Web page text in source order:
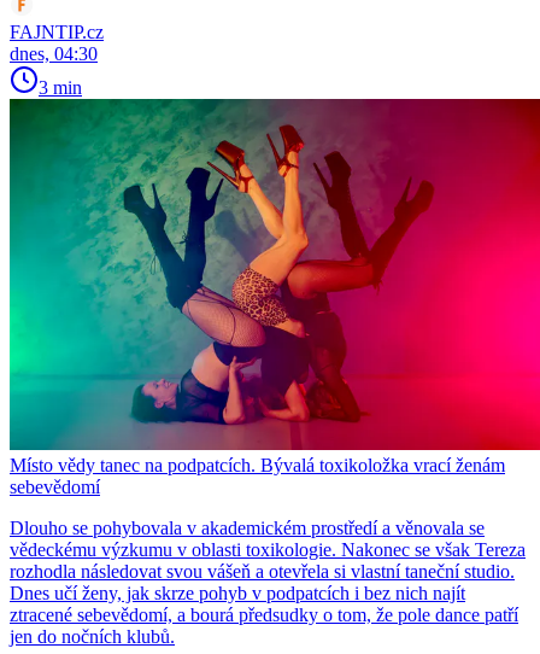
FAJNTIP.cz
dnes, 04:30
3 min
Místo vědy tanec na podpatcích. Bývalá toxikoložka vrací ženám
sebevědomí
Dlouho se pohybovala v akademickém prostředí a věnovala se
vědeckému výzkumu v oblasti toxikologie. Nakonec se však Tereza
rozhodla následovat svou vášeň a otevřela si vlastní taneční studio.
Dnes učí ženy, jak skrze pohyb v podpatcích i bez nich najít
ztracené sebevědomí, a bourá předsudky o tom, že pole dance patří
jen do nočních klubů.